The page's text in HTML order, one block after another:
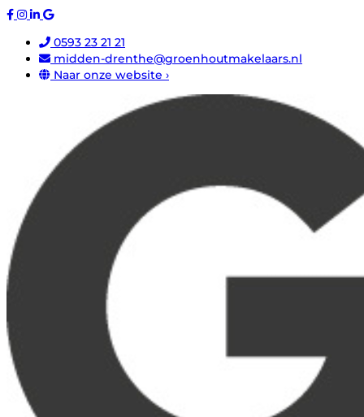
0593 23 21 21
midden-drenthe@groenhoutmakelaars.nl
Naar onze website ›